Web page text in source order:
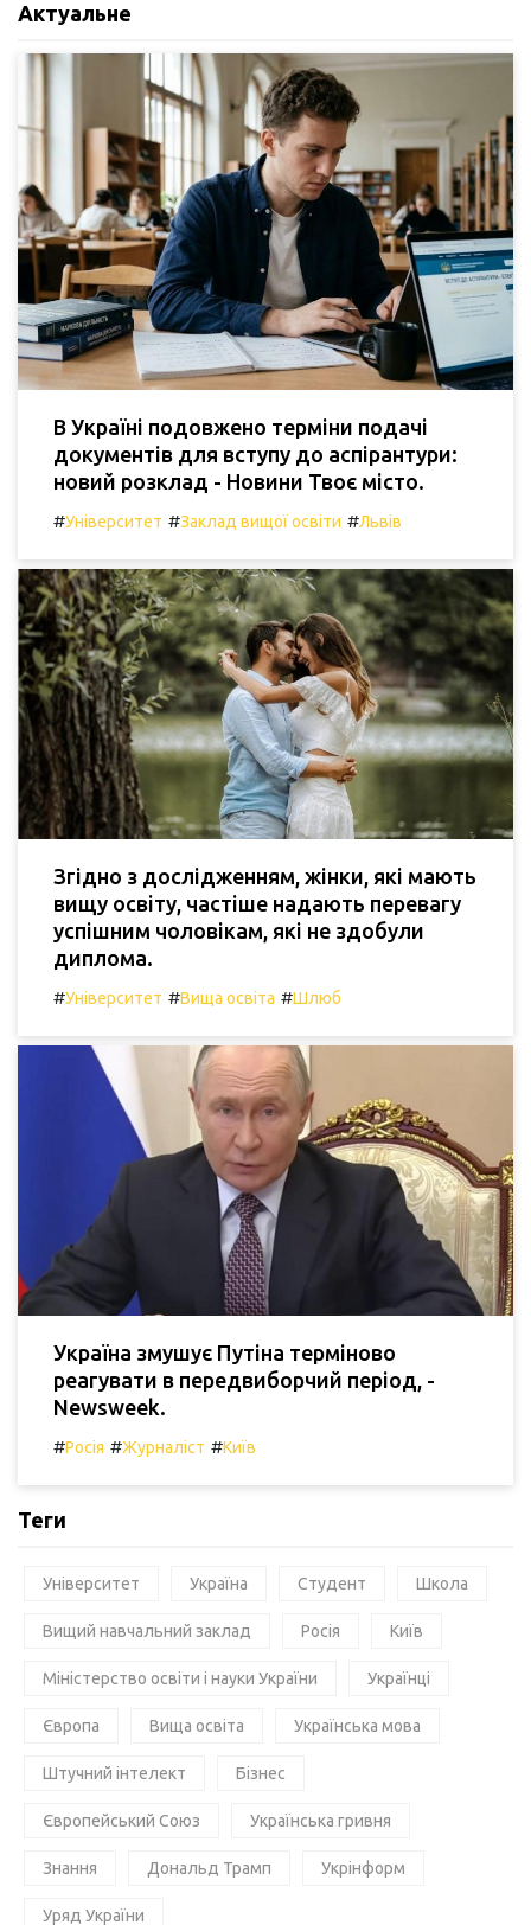
Актуальне
В Україні подовжено терміни подачі
документів для вступу до аспірантури:
новий розклад - Новини Твоє місто.
#Університет #Заклад вищої освіти #Львів
Згідно з дослідженням, жінки, які мають
вищу освіту, частіше надають перевагу
успішним чоловікам, які не здобули
диплома.
#Університет #Вища освіта #Шлюб
Україна змушує Путіна терміново
реагувати в передвиборчий період, -
Newsweek.
#Росія #Журналіст #Київ
Теги
Університет Україна Студент Школа
Вищий навчальний заклад Росія Київ
Міністерство освіти і науки України Українці
Європа Вища освіта Українська мова
Штучний інтелект Бізнес
Європейський Союз Українська гривня
Знання Дональд Трамп Укрінформ
Уряд України